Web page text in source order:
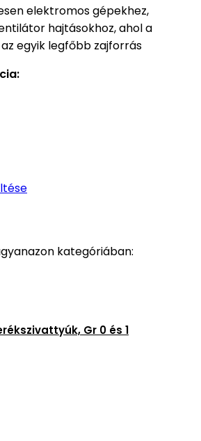
elektromos gépekhez,
hajtásokhoz, ahol a
egyik legfőbb zajforrás
kategóriában:
Gr 0 és 1